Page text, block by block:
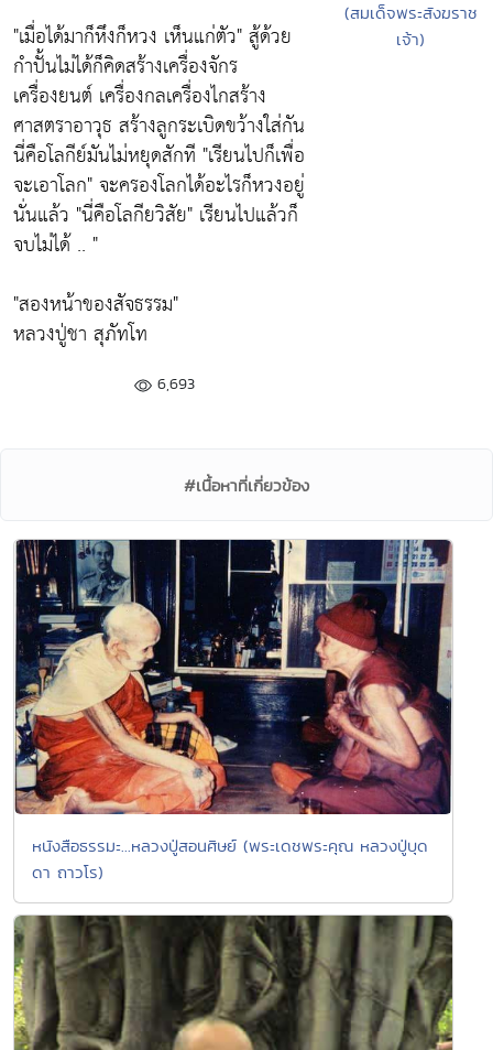
"เมื่อได้มาก็หึงก็หวง เห็นแก่ตัว"สู้ด้วย
กำปั้นไม่ได้ก็คิดสร้างเครื่องจักร
เครื่องยนต์ เครื่องกลเครื่องไกสร้าง
ศาสตราอาวุธ สร้างลูกระเบิดขว้างใส่กัน
นี่คือโลกีย์มันไม่หยุดสักที "เรียนไปก็เพื่อ
จะเอาโลก"จะครองโลกได้อะไรก็หวงอยู่
นั่นแล้ว "นี่คือโลกียวิสัย" เรียนไปแล้วก็
จบไม่ได้ .. "
"สองหน้าของสัจธรรม"
หลวงปู่ชา สุภัทโท
6,693
(สมเด็จพระสังฆราช
เจ้า)
#เนื้อหาที่เกี่ยวข้อง
หนังสือธรรมะ...หลวงปู่สอนศิษย์ (พระเดชพระคุณ หลวงปู่บุด
ดา ถาวโร)